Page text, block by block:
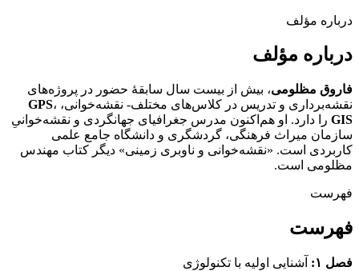
درباره مؤلف
درباره مؤلف
فاروق مظلومی، بیش از بیست سال سابقۀ حضور در پروژه‌های
نقشه‌برداری و تدریس در کلاس‌های مختلف- نقشه‌خوانی، GPS،
GIS را دارد. او هم‌اکنون مدرس جغرافیای جهانگردی و نقشه‌خوانیِ
سازمان میراث فرهنگی، گردشگری و دانشگاه جامع علمی
کاربردی است. «نقشه‌خوانی و ناوبری زمینی» دیگر کتاب مهندس
مظلومی است.
فهرست
فهرست
فصل ۱:‌ آشنایی اولیه با تکنولوژی